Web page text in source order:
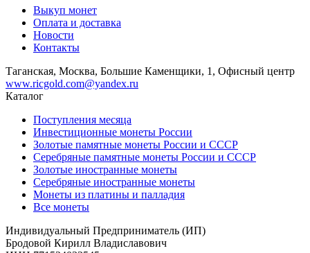
Выкуп монет
Оплата и доставка
Новости
Контакты
Таганская, Москва, Большие Каменщики, 1, Офисный центр
www.ricgold.com@yandex.ru
Каталог
Поступления месяца
Инвестиционные монеты России
Золотые памятные монеты России и СССР
Серебряные памятные монеты России и СССР
Золотые иностранные монеты
Серебряные иностранные монеты
Монеты из платины и палладия
Все монеты
Индивидуальный Предприниматель (ИП)
Бродовой Кирилл Владиславович